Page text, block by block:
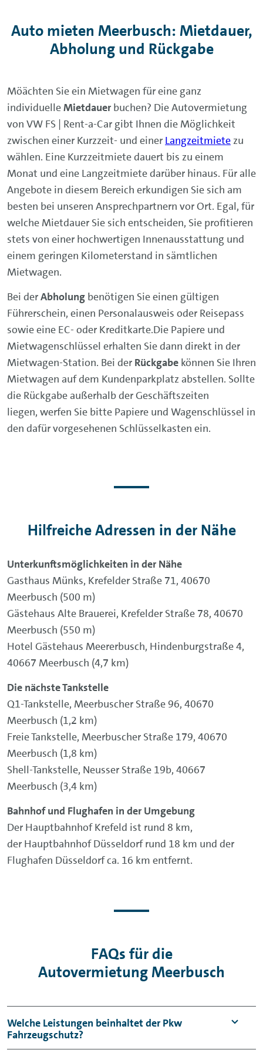
Auto mieten Meerbusch: Mietdauer,
Abholung und Rückgabe
Möächten Sie ein Mietwagen für eine ganz
individuelleMietdauer buchen? Die Autovermietung
von VW FS | Rent-a-Car gibt Ihnen die Möglichkeit
zwischen einer Kurzzeit- und einer Langzeitmiete zu
wählen. Eine Kurzzeitmiete dauert bis zu einem
Monat und eine Langzeitmiete darüber hinaus. Für alle
Angebote in diesem Bereich erkundigen Sie sich am
besten bei unseren Ansprechpartnern vor Ort. Egal, für
welche Mietdauer Sie sich entscheiden, Sie profitieren
stets von einer hochwertigen Innenausstattung und
einem geringen Kilometerstand in sämtlichen
Mietwagen.
Bei derAbholung benötigen Sie einen gültigen
Führerschein, einen Personalausweis oder Reisepass
sowie eine EC- oder Kreditkarte.Die Papiere und
Mietwagenschlüssel erhalten Sie dann direkt in der
Mietwagen-Station. Bei der Rückgabe können Sie Ihren
Mietwagen auf dem Kundenparkplatz abstellen. Sollte
die Rückgabe außerhalb der Geschäftszeiten
liegen, werfen Sie bitte Papiere und Wagenschlüssel in
den dafür vorgesehenen Schlüsselkasten ein.
Hilfreiche Adressen in der Nähe
Unterkunftsmöglichkeiten in der Nähe
Gasthaus Münks, Krefelder Straße 71, 40670
Meerbusch (500 m)
Gästehaus Alte Brauerei, Krefelder Straße 78, 40670
Meerbusch (550 m)
Hotel Gästehaus Meererbusch, Hindenburgstraße 4,
40667 Meerbusch (4,7 km)
Die nächste Tankstelle
Q1-Tankstelle, Meerbuscher Straße 96, 40670
Meerbusch (1,2 km)
Freie Tankstelle, Meerbuscher Straße 179, 40670
Meerbusch (1,8 km)
Shell-Tankstelle, Neusser Straße 19b, 40667
Meerbusch (3,4 km)
Bahnhof und Flughafen in der Umgebung
Der Hauptbahnhof Krefeld ist rund 8 km,
der Hauptbahnhof Düsseldorf rund 18 km und der
Flughafen Düsseldorf ca. 16 km entfernt.
FAQs für die
Autovermietung Meerbusch
Welche Leistungen beinhaltet der Pkw
Fahrzeugschutz?